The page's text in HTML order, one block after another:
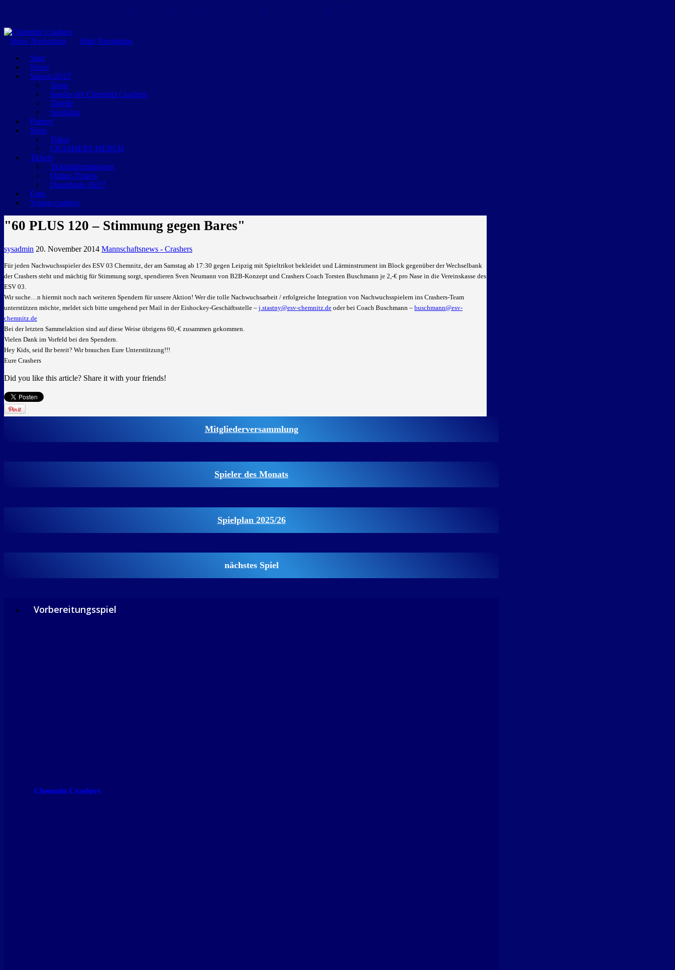
GEMEINSAM EINE LEIDENSCHAFT
Show Navigation
Hide Navigation
Start
News
Saison 26/27
Team
Spieler der Chemnitz Crashers
Tabelle
Spielplan
Partner
Shop
Trikot
CRASHERS MERCH
Tickets
Ticketinformationen
Online-Tickets
Dauerkarte 26/27
Fans
Young-crashers
"60 PLUS 120 – Stimmung gegen Bares"
sysadmin 20. November 2014 Mannschaftsnews - Crashers
Für jeden Nachwuchsspieler des ESV 03 Chemnitz, der am Samstag ab 17:30 gegen Leipzig mit Spieltrikot bekleidet und Lärminstrument im Block gegenüber der Wechselbank
der Crashers steht und mächtig für Stimmung sorgt, spendieren Sven Neumann von B2B-Konzept und Crashers Coach Torsten Buschmann je 2,-€ pro Nase in die Vereinskasse des
ESV 03.
Wir suche…n hiermit noch nach weiteren Spendern für unsere Aktion! Wer die tolle Nachwuchsarbeit / erfolgreiche Integration von Nachwuchsspielern ins Crashers-Team
unterstützen möchte, meldet sich bitte umgehend per Mail in der Eishockey-Geschäftsstelle – j.stastny@esv-chemnitz.de oder bei Coach Buschmann – buschmann@esv-
chemnitz.de
Bei der letzten Sammelaktion sind auf diese Weise übrigens 60,-€ zusammen gekommen.
Vielen Dank im Vorfeld bei den Spendern.
Hey Kids, seid Ihr bereit? Wir brauchen Eure Unterstützung!!!
Eure Crashers
Did you like this article? Share it with your friends!
Mitgliederversammlung
Spieler des Monats
Spielplan 2025/26
nächstes Spiel
Vorbereitungsspiel
Chemnitz Crashers